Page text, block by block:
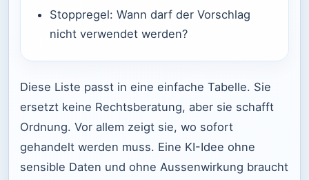
Stoppregel: Wann darf der Vorschlag
nicht verwendet werden?
Diese Liste passt in eine einfache Tabelle. Sie
ersetzt keine Rechtsberatung, aber sie schafft
Ordnung. Vor allem zeigt sie, wo sofort
gehandelt werden muss. Eine KI-Idee ohne
sensible Daten und ohne Aussenwirkung braucht